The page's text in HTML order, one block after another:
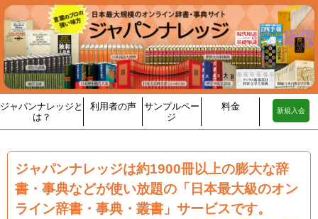
ジャパンナレッジと
は？
利用者の声
サンプルペー
ジ
料金 新規入会
ジャパンナレッジは約1900冊以上の膨大な辞
書・事典などが使い放題の「日本最大級のオン
ライン辞書・事典・叢書」サービスです。